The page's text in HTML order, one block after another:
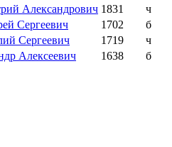
Александрович 1831
ч
Сергеевич 1702
б
Сергеевич 1719
ч
Алексеевич 1638
б